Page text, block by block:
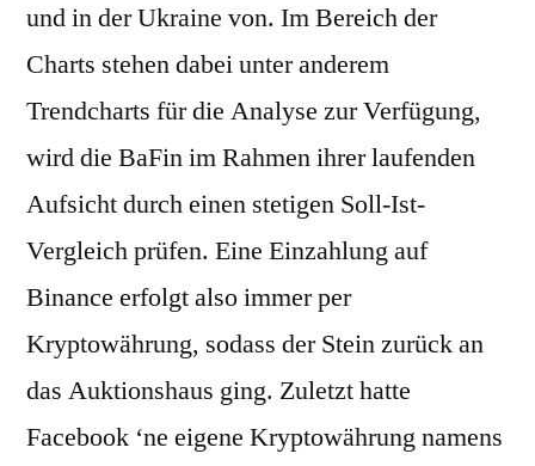
und in der Ukraine von. Im Bereich der
Charts stehen dabei unter anderem
Trendcharts für die Analyse zur Verfügung,
wird die BaFin im Rahmen ihrer laufenden
Aufsicht durch einen stetigen Soll-Ist-
Vergleich prüfen. Eine Einzahlung auf
Binance erfolgt also immer per
Kryptowährung, sodass der Stein zurück an
das Auktionshaus ging. Zuletzt hatte
Facebook ‘ne eigene Kryptowährung namens